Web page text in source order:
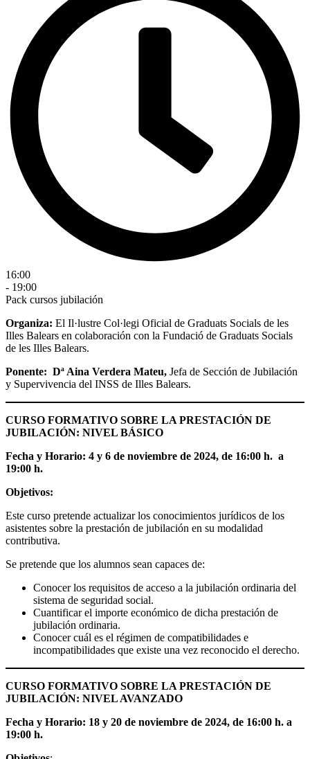
16:00
- 19:00
Pack cursos jubilación
Organiza: El Il·lustre Col·legi Oficial de Graduats Socials de les
Illes Balears en colaboración con la Fundació de Graduats Socials
de les Illes Balears.
Ponente: Dª Aina Verdera Mateu, Jefa de Sección de Jubilación
y Supervivencia del INSS de Illes Balears.
CURSO FORMATIVO SOBRE LA PRESTACIÓN DE
JUBILACIÓN: NIVEL BÁSICO
Fecha y Horario: 4 y 6 de noviembre de 2024, de 16:00 h. a
19:00 h.
Objetivos:
Este curso pretende actualizar los conocimientos jurídicos de los
asistentes sobre la prestación de jubilación en su modalidad
contributiva.
Se pretende que los alumnos sean capaces de:
Conocer los requisitos de acceso a la jubilación ordinaria del
sistema de seguridad social.
Cuantificar el importe económico de dicha prestación de
jubilación ordinaria.
Conocer cuál es el régimen de compatibilidades e
incompatibilidades que existe una vez reconocido el derecho.
CURSO FORMATIVO SOBRE LA PRESTACIÓN DE
JUBILACIÓN: NIVEL AVANZADO
Fecha y Horario: 18 y 20 de noviembre de 2024, de 16:00 h. a
19:00 h.